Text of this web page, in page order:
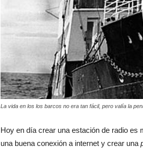
La vida en los los barcos no era tan fácil, pero valía la
Hoy en día crear una estación de radio es
una buena conexión a internet y crear una